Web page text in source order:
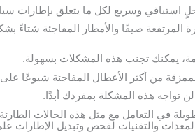
استباقي وسريع لكل ما يتعلق بإطارات
المرتفعة صيفًا والأمطار المفاجئة شتاءً
يمكنك تجنب هذه المشكلات بسهولة.
من أكثر الأعطال المفاجئة شيوعًا
تواجه هذه المشكلة بمفردك أبدًا.
في التعامل مع مثل هذه الحالات
والتقنيات لفحص وتبديل الإطارات